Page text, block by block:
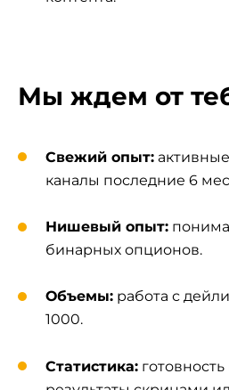
Мы ждем от
Свежий опыт:
каналы последние 6
Нишевый опыт:
бинарных опционов.
Объемы: работа с
1000.
Статистика: